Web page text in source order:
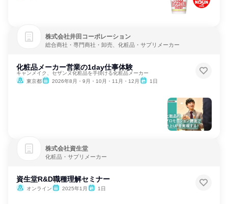
株式会社井田コーポレーション
総合商社・専門商社・卸売、化粧品・サプリメーカー
化粧品メーカー営業の1day仕事体験
キャンメイク、セザンヌ化粧品を手掛ける化粧品メーカー
東京都
2026年8月・9月・10月・11月・12月 1日
株式会社資生堂
化粧品・サプリメーカー
資生堂R&D職種理解セミナー
オンライン 2025年1月 1日